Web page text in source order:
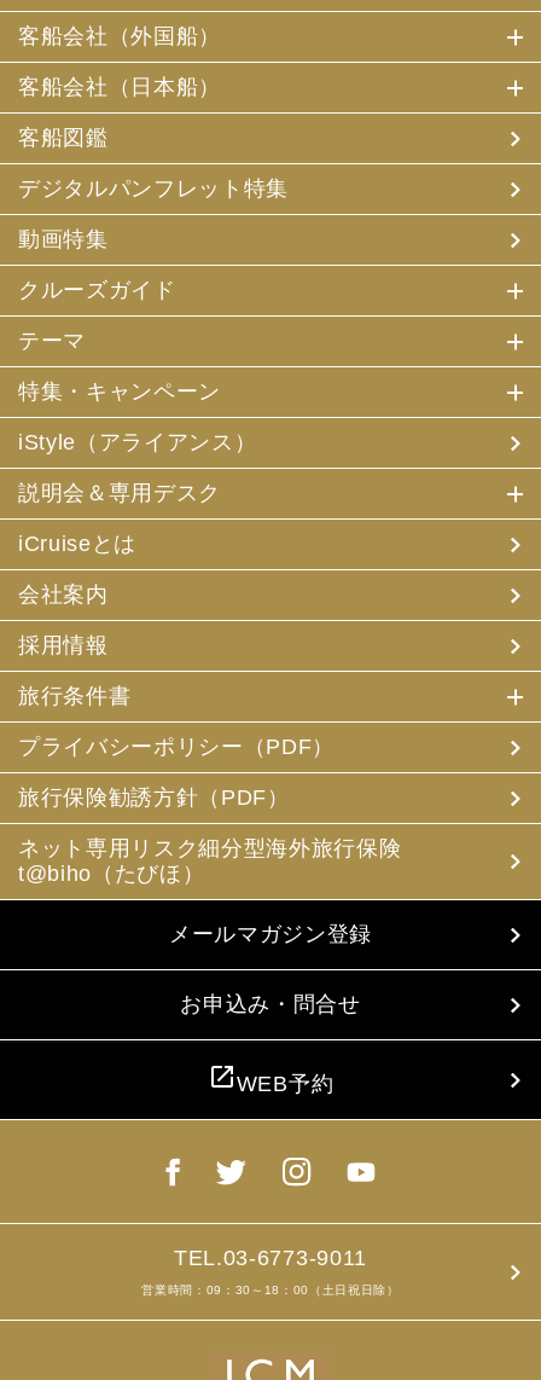
客船会社（外国船）
客船会社（日本船）
客船図鑑
デジタルパンフレット特集
動画特集
クルーズガイド
テーマ
特集・キャンペーン
iStyle（アライアンス）
説明会＆専用デスク
iCruiseとは
会社案内
採用情報
旅行条件書
プライバシーポリシー（PDF）
旅行保険勧誘方針（PDF）
ネット専用リスク細分型海外旅行保険
t@biho（たびほ）
メールマガジン登録
お申込み・問合せ
open_in_newWEB予約
TEL.03-6773-9011
営業時間：09：30～18：00（土日祝日除）